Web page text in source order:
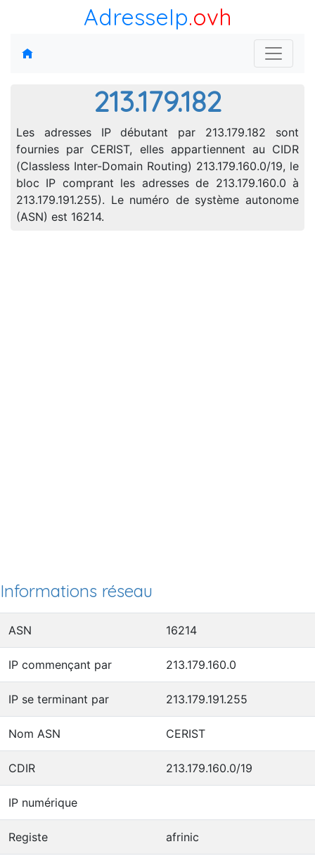
AdresseIp.ovh
213.179.182
Les adresses IP débutant par 213.179.182 sont
fournies par CERIST, elles appartiennent au CIDR
(Classless Inter-Domain Routing) 213.179.160.0/19, le
bloc IP comprant les adresses de 213.179.160.0 à
213.179.191.255). Le numéro de système autonome
(ASN) est 16214.
Informations réseau
ASN 16214
IP commençant par 213.179.160.0
IP se terminant par 213.179.191.255
Nom ASN CERIST
CDIR 213.179.160.0/19
IP numérique
Registe afrinic